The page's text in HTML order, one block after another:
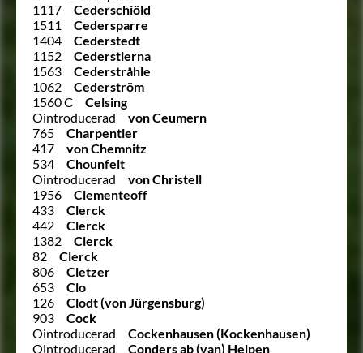
1117
Cederschiöld
1511
Cedersparre
1404
Cederstedt
1152
Cederstierna
1563
Cederstråhle
1062
Cederström
1560 C
Celsing
Ointroducerad
von Ceumern
765
Charpentier
417
von Chemnitz
534
Chounfelt
Ointroducerad
von Christell
1956
Clementeoff
433
Clerck
442
Clerck
1382
Clerck
82
Clerck
806
Cletzer
653
Clo
126
Clodt (von Jürgensburg)
903
Cock
Ointroducerad
Cockenhausen (Kockenhausen)
Ointroducerad
Conders ab (van) Helpen